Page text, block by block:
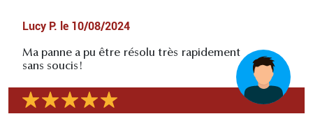
Lucy P. le 10/08/2024
Ma panne a pu être résolu très rapidement
sans soucis!